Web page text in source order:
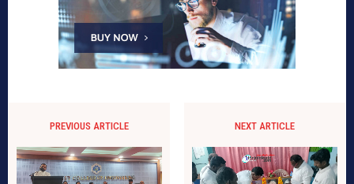
PREVIOUS ARTICLE NEXT ARTICLE